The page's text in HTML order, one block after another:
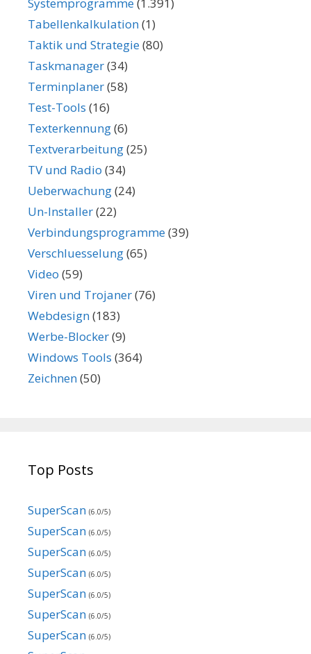
Systemprogramme(1.391)
Tabellenkalkulation(1)
Taktik und Strategie(80)
Taskmanager(34)
Terminplaner(58)
Test-Tools (16)
Texterkennung(6)
Textverarbeitung(25)
TV und Radio (34)
Ueberwachung(24)
Un-Installer(22)
Verbindungsprogramme(39)
Verschluesselung(65)
Video (59)
Viren und Trojaner(76)
Webdesign(183)
Werbe-Blocker(9)
Windows Tools (364)
Zeichnen(50)
Top Posts
SuperScan (6.0/5)
SuperScan (6.0/5)
SuperScan (6.0/5)
SuperScan (6.0/5)
SuperScan (6.0/5)
SuperScan (6.0/5)
SuperScan (6.0/5)